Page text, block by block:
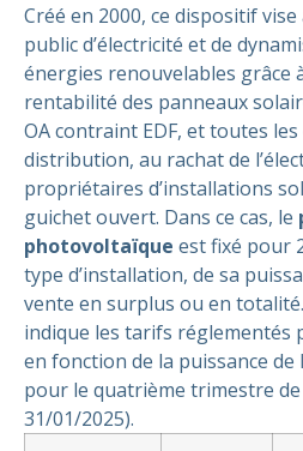
Créé en 2000, ce dispositif
public d’électricité et de
énergies renouvelables grâce
rentabilité des panneaux
OA contraint EDF, et toutes
distribution, au rachat de
propriétaires d’installations
guichet ouvert. Dans ce cas, le
photovoltaïque est fixé pour
type d’installation, de sa
vente en surplus ou en totalité.
indique les tarifs réglementés
en fonction de la puissance de
pour le quatrième trimestre
31/01/2025).